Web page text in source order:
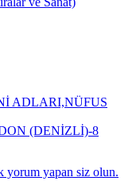
ADLARI,NÜFUS
(DENİZLİ)-8
yorum yapan siz olun.